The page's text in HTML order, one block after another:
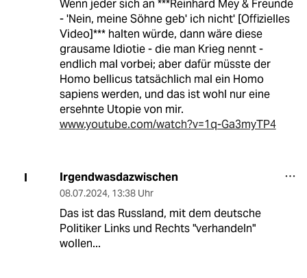
Wenn jeder sich an ***Reinhard Mey & Freunde
- 'Nein, meine Söhne geb' ich nicht' [Offizielles
Video]*** halten würde, dann wäre diese
grausame Idiotie - die man Krieg nennt -
endlich mal vorbei; aber dafür müsste der
Homo bellicus tatsächlich mal ein Homo
sapiens werden, und das ist wohl nur eine
ersehnte Utopie von mir.
www.youtube.com/watch?v=1q-Ga3myTP4
I Irgendwasdazwischen
08.07.2024, 13:38 Uhr
Das ist das Russland, mit dem deutsche
Politiker Links und Rechts "verhandeln"
wollen...